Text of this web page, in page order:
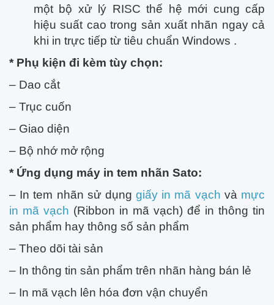
một bộ xử lý RISC thế hệ mới cung cấp
hiệu suất cao trong sản xuất nhãn ngay cả
khi in trực tiếp từ tiêu chuẩn Windows .
* Phụ kiện đi kèm tùy chọn:
– Dao cắt
– Trục cuốn
– Giao diện
– Bộ nhớ mở rộng
* Ứng dụng máy in tem nhãn Sato:
– In tem nhãn sử dụng giấy in mã vạch và mực
in mã vạch (Ribbon in mã vạch) để in thông tin
sản phẩm hay thông số sản phẩm
– Theo dõi tài sản
– In thông tin sản phẩm trên nhãn hàng bán lẻ
– In mã vạch lên hóa đơn vận chuyển